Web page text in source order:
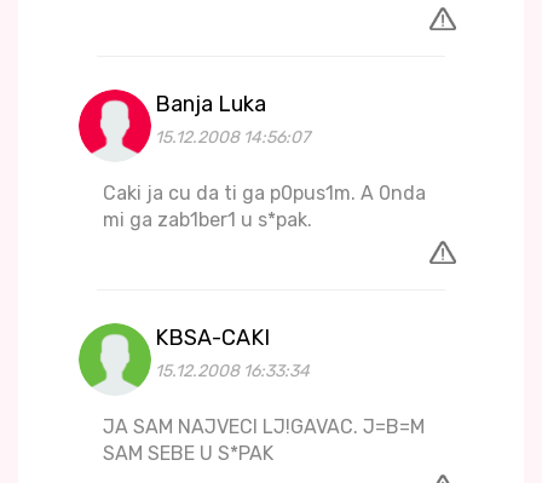
Banja Luka
15.12.2008 14:56:07
Caki ja cu da ti ga p0pus1m. A 0nda
mi ga zab1ber1 u s*pak.
KBSA-CAKI
15.12.2008 16:33:34
JA SAM NAJVECI LJ!GAVAC. J=B=M
SAM SEBE U S*PAK